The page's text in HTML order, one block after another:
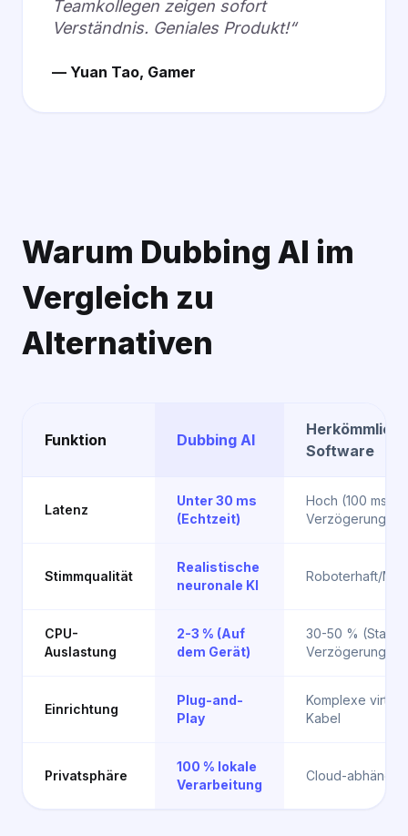
Teamkollegen zeigen sofort
Verständnis. Geniales Produkt!“
— Yuan Tao, Gamer
Warum Dubbing AI im
Vergleich zu
Alternativen
Funktion Dubbing AI
Software
Latenz
Unter 30 ms
(Echtzeit)
Hoch (100 ms+
Verzögerung)
Stimmqualität
Realistische
neuronale KI
Roboterhaft/
CPU-
Auslastung
2-3 % (Auf
dem Gerät)
30-50 % (Starke
Verzögerung)
Einrichtung
Plug-and-
Play
Komplexe
Kabel
Privatsphäre
100 % lokale
Verarbeitung
Cloud-abhängig